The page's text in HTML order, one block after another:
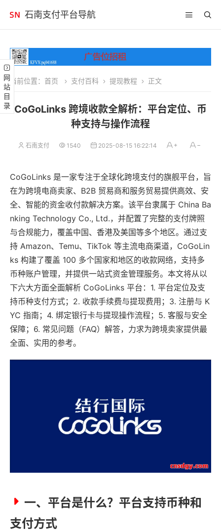
石南支付平台导航
网站目录 当前位置： 首页 支付百科 提现教程 正文
CoGoLinks 跨境收款全解析：平台定位、币
种支持与操作流程
石南支付 1540 2025-08-15 16:22:14
CoGoLinks 是一家专注于全球化跨境支付的旗舰平台，旨
在为跨境电商卖家、B2B 贸易商和服务贸易提供高效、安
全、智能的资金收付款解决方案。该平台隶属于 China Ba
nking Technology Co., Ltd.，并配置了完整的支付牌照
与合规能力，覆盖中国、香港及美国等多个地区。通过支
持 Amazon、Temu、TikTok 等主流电商渠道，CoGoLin
ks 构建了覆盖 100 多个国家和地区的收款网络，支持多
币种账户管理，并提供一站式资金管理服务。本文将从以
下六大方面全面解析 CoGoLinks 平台：1. 平台定位及支
持币种支付方式；2. 收款手续费与提现费用；3. 注册与 K
YC 指南；4. 绑定银行卡与提现操作流程；5. 客服与安全
保障；6. 常见问题（FAQ）解答，力求为跨境卖家提供最
全面、实用的参考。
一、平台是什么？平台支持币种和
支付方式